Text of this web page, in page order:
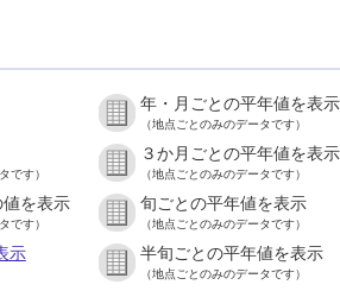
年・月ごとの平年値を表示
（地点ごとのみのデータです）
です）
３か月ごとの平年値を表示
（地点ごとのみのデータです）
を表示
です）
旬ごとの平年値を表示
（地点ごとのみのデータです）
示 半旬ごとの平年値を表示
（地点ごとのみのデータです）